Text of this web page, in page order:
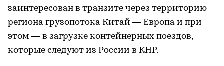
заинтересован в транзите через территорию
региона грузопотока Китай — Европа и при
этом — в загрузке контейнерных поездов,
которые следуют из России в КНР.